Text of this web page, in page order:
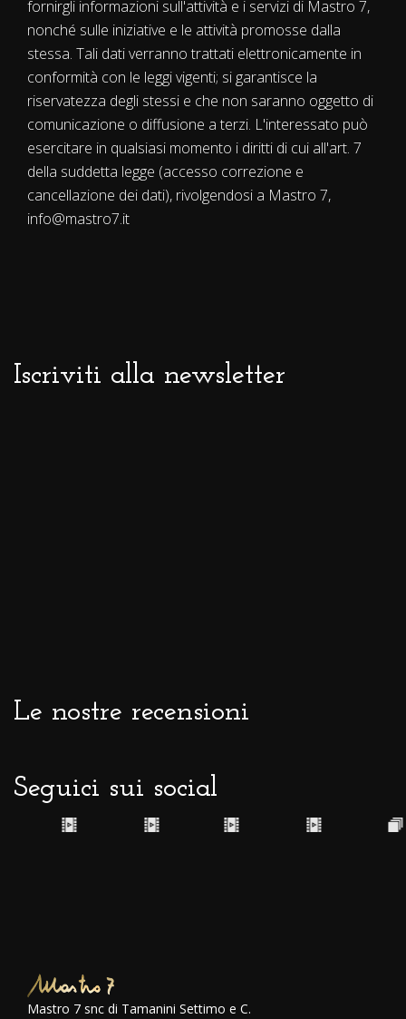
fornirgli informazioni sull'attività e i servizi di Mastro 7,
nonché sulle iniziative e le attività promosse dalla
stessa. Tali dati verranno trattati elettronicamente in
conformità con le leggi vigenti; si garantisce la
riservatezza degli stessi e che non saranno oggetto di
comunicazione o diffusione a terzi. L'interessato può
esercitare in qualsiasi momento i diritti di cui all'art. 7
della suddetta legge (accesso correzione e
cancellazione dei dati), rivolgendosi a Mastro 7,
info@mastro7.it
Iscriviti alla newsletter
Le nostre recensioni
Seguici sui social
Mastro 7 snc di Tamanini Settimo e C.